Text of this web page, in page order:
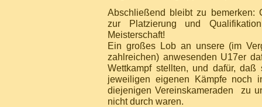
Abschließend bleibt zu bemerken:
zur Platzierung und
Meisterschaft!
Ein großes Lob an unsere (im
zahlreichen) anwesenden U17er
Wettkampf stellten, und dafür,
jeweiligen eigenen Kämpfe noch
diejenigen Vereinskameraden zu
nicht durch waren.